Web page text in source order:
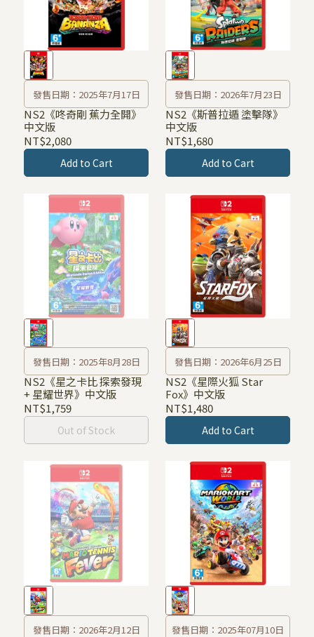
發售日期：2025年7月17日
NS2《咚奇剛 蕉力全開》
中文版
NT$2,080
Add to Cart
發售日期：2026年7月23日
NS2《斯普拉遁 塗擊隊》
中文版
NT$1,680
Add to Cart
發售日期：2025年8月28日
NS2《星之卡比 探索發現
+ 星耀世界》中文版
NT$1,759
Out of Stock
發售日期：2026年6月25日
NS2《星際火狐 Star
Fox》中文版
NT$1,480
Add to Cart
發售日期：2026年2月12日 發售日期：2025年07月10日